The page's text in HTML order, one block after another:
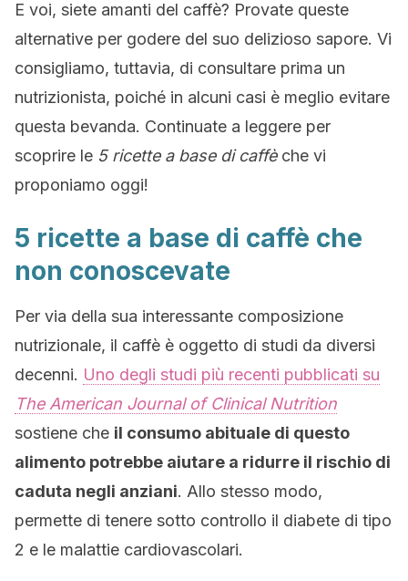
E voi, siete amanti del caffè? Provate queste
alternative per godere del suo delizioso sapore. Vi
consigliamo, tuttavia, di consultare prima un
nutrizionista, poiché in alcuni casi è meglio evitare
questa bevanda. Continuate a leggere per
scoprire le 5 ricette a base di caffèche vi
proponiamo oggi!
5 ricette a base di caffè che
non conoscevate
Per via della sua interessante composizione
nutrizionale, il caffè è oggetto di studi da diversi
decenni. Uno degli studi più recenti pubblicati su
The American Journal of Clinical Nutrition
sostiene che il consumo abituale di questo
alimento potrebbe aiutare a ridurre il rischio di
caduta negli anziani. Allo stesso modo,
permette di tenere sotto controllo il diabete di tipo
2 e le malattie cardiovascolari.